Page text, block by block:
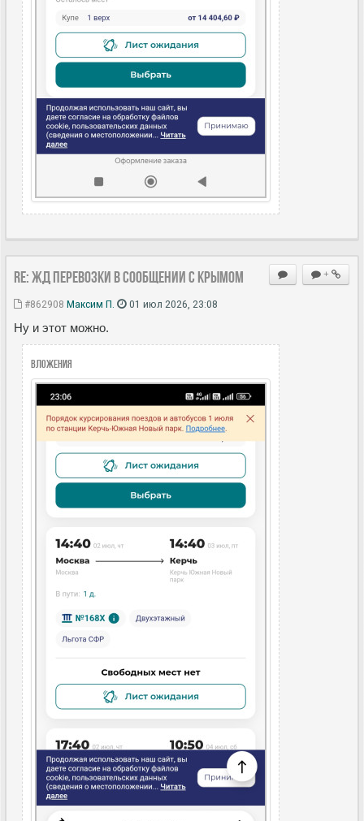
+
Re: ЖД перевозки в сообщении с Крымом
#862908 Максим П. 01 июл 2026, 23:08
Ну и этот можно.
Вложения